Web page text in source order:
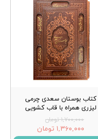
کتاب بوستان سعدی چرمی
لیزری همراه با قاب کشویی
۱,۷۰۰,۰۰۰ تومان
۱,۳۶۰,۰۰۰ تومان